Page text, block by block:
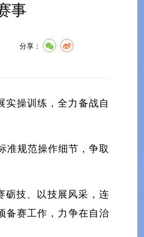
事
分享：
实操训练，全力备战自
准规范操作细节，争取
砺技、以技展风采，连
备赛工作，力争在自治